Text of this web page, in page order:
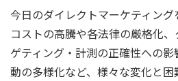
今日のダイレクトマーケティン
コストの高騰や各法律の厳格化
ゲティング・計測の正確性への
動の多様化など、様々な変化と困